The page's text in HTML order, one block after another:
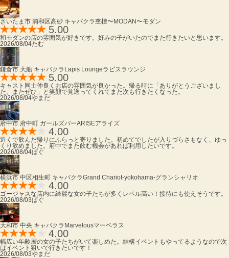
さいたま市 浦和区高砂 キャバクラ杢檀〜MODAN〜モダン
5.00
和モダンの店の雰囲気が好きです。好みの子がいたのでまた行きたいと思います。
2026/08/04たむ
鎌倉市 大船 キャバクラ Lapis Loungeラピスラウンジ
5.00
キャスト同士仲良くお店の雰囲気が良かった。帰る時に「ありがとうございまし
た。またぜひ」と笑顔で見送ってくれてまた次も行きたくなった。
2026/08/04やまだ
府中市 府中町 ガールズバーARISEアライズ
4.00
近くで飲んだ帰りにふらっと寄りました。初めてでしたが入りづらさもなく、ゆっ
くり飲めました。府中でまた飲む機会があれば利用したいです。
2026/08/04ぱぐ
横浜市 中区相生町 キャバクラGrand Chariot-yokohama-グランシャリオ
4.00
ゴージャスな店内に綺麗な女の子たちが多くレベル高い！接待にも使えそうです。
2026/08/03ぱぐ
大和市 中央 キャバクラ Marvelousマーベラス
4.00
幅広い年齢層の女の子たちがいて楽しめた。結構イベントもやってるようなので次
はイベント狙いで行きたいです！
2026/08/03やまだ